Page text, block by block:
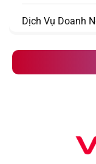
Dịch Vụ Doanh